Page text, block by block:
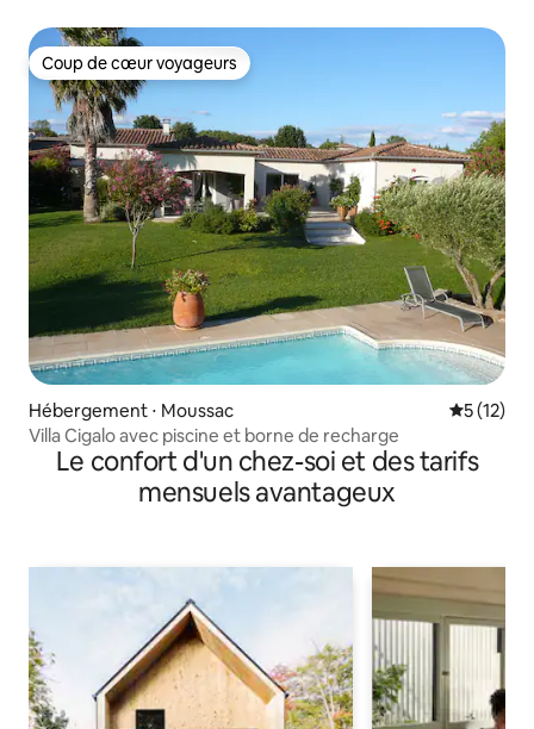
Coup de cœur voyageurs
Coup de cœur voyageurs
Hébergement ⋅ Moussac
5 (12)
Villa Cigalo avec piscine et borne de recharge
Le confort d'un chez-soi et des tarifs
mensuels avantageux